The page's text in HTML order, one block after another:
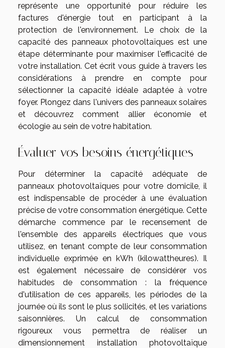
représente une opportunité pour réduire les
factures d'énergie tout en participant à la
protection de l'environnement. Le choix de la
capacité des panneaux photovoltaïques est une
étape déterminante pour maximiser l'efficacité de
votre installation. Cet écrit vous guide à travers les
considérations à prendre en compte pour
sélectionner la capacité idéale adaptée à votre
foyer. Plongez dans l'univers des panneaux solaires
et découvrez comment allier économie et
écologie au sein de votre habitation.
Évaluer vos besoins énergétiques
Pour déterminer la capacité adéquate de
panneaux photovoltaïques pour votre domicile, il
est indispensable de procéder à une évaluation
précise de votre consommation énergétique. Cette
démarche commence par le recensement de
l'ensemble des appareils électriques que vous
utilisez, en tenant compte de leur consommation
individuelle exprimée en kWh (kilowattheures). Il
est également nécessaire de considérer vos
habitudes de consommation : la fréquence
d'utilisation de ces appareils, les périodes de la
journée où ils sont le plus sollicités, et les variations
saisonnières. Un calcul de consommation
rigoureux vous permettra de réaliser un
dimensionnement installation photovoltaïque